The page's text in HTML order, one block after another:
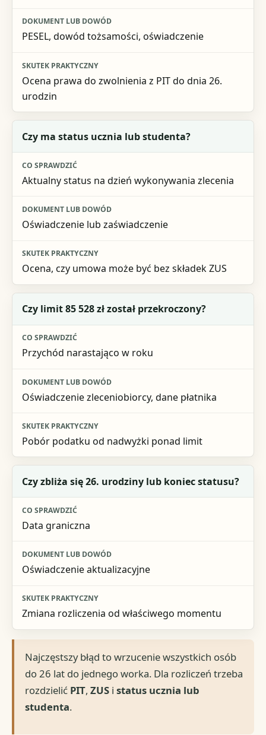
Skutek praktyczny
PESEL, dowód tożsamości, oświadczenie
Ocena prawa do zwolnienia z PIT do dnia 26.
urodzin
Czy ma status ucznia lub studenta?
Aktualny status na dzień wykonywania zlecenia
Oświadczenie lub zaświadczenie
Ocena, czy umowa może być bez składek ZUS
Czy limit 85 528 zł został przekroczony?
Przychód narastająco w roku
Oświadczenie zleceniobiorcy, dane płatnika
Pobór podatku od nadwyżki ponad limit
Czy zbliża się 26. urodziny lub koniec statusu?
Data graniczna
Oświadczenie aktualizacyjne
Zmiana rozliczenia od właściwego momentu
Najczęstszy błąd to wrzucenie wszystkich osób
do 26 lat do jednego worka. Dla rozliczeń trzeba
rozdzielić PIT,ZUS istatus ucznia lub
studenta.